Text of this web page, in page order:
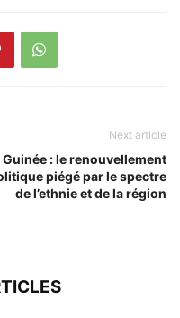
Next article
Guinée : le renouvellement
piégé par le spectre
de l’ethnie et de la région